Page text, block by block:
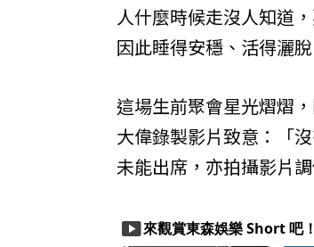
人什麼時候走沒人知道
因此睡得安穩、活得灑脫
這場生前聚會星光熠熠
大偉錄製影片致意：「
未能出席，亦拍攝影片
smart_display來觀賞東森娛樂 Short 吧！